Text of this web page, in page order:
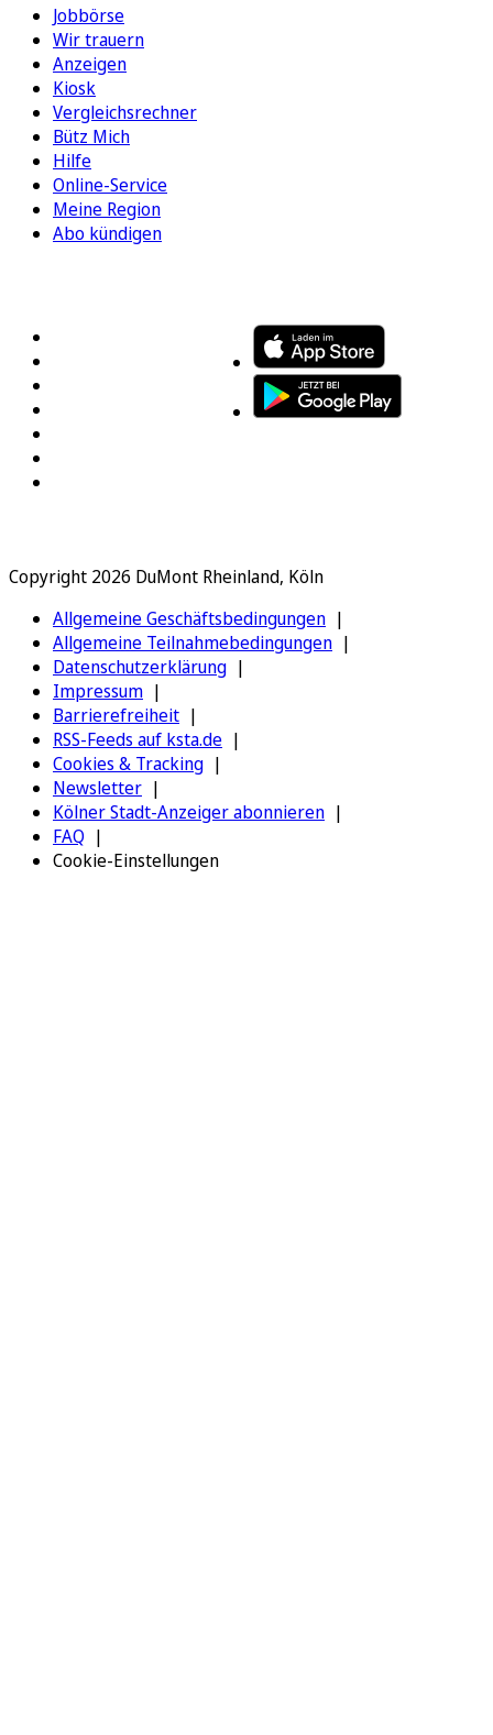
Jobbörse
Wir trauern
Anzeigen
Kiosk
Vergleichsrechner
Bütz Mich
Hilfe
Online-Service
Meine Region
Abo kündigen
Copyright 2026 DuMont Rheinland, Köln
Allgemeine Geschäftsbedingungen
Allgemeine Teilnahmebedingungen
Datenschutzerklärung
Impressum
Barrierefreiheit
RSS-Feeds auf ksta.de
Cookies & Tracking
Newsletter
Kölner Stadt-Anzeiger abonnieren
FAQ
Cookie-Einstellungen